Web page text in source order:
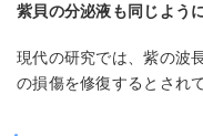
紫貝の分泌液も同じよう
現代の研究では、紫の波
の損傷を修復するとされ